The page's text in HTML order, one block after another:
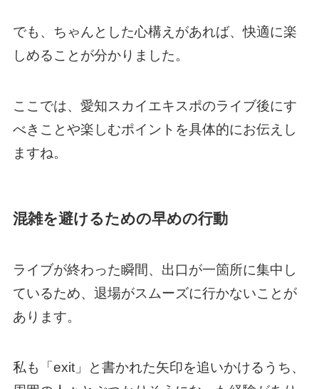
でも、ちゃんとした心構えがあれば、快適に楽
しめることが分かりました。
ここでは、愛知スカイエキスポのライブ後にす
べきことや楽しむポイントを具体的にお伝えし
ますね。
混雑を避けるための早めの行動
ライブが終わった瞬間、出口が一箇所に集中し
ているため、退場がスムーズに行かないことが
あります。
私も「exit」と書かれた矢印を追いかけるうち、